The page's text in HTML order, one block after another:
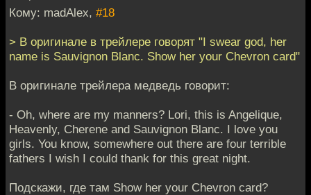
Кому: madAlex, #18
> В оригинале в трейлере говорят "I swear god, her
name is Sauvignon Blanc. Show her your Chevron card"
В оригинале трейлера медведь говорит:
- Oh, where are my manners? Lori, this is Angelique,
Heavenly, Cherene and Sauvignon Blanc. I love you
girls. You know, somewhere out there are four terrible
fathers I wish I could thank for this great night.
Подскажи, где там Show her your Chevron card?